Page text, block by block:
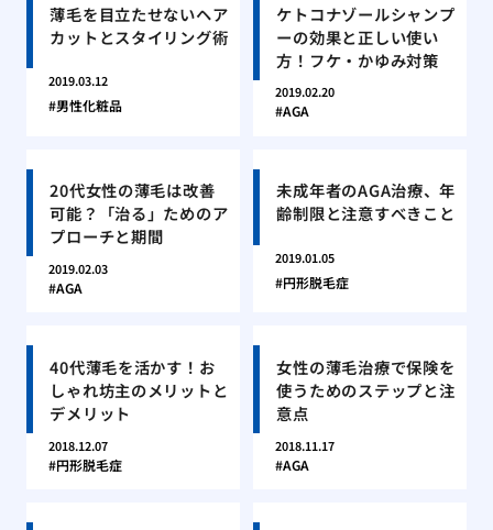
薄毛を目立たせないヘア
カットとスタイリング術
2019.03.12
男性化粧品
ケトコナゾールシャンプ
ーの効果と正しい使い
方！フケ・かゆみ対策
2019.02.20
AGA
20代女性の薄毛は改善
可能？「治る」ためのア
プローチと期間
2019.02.03
AGA
未成年者のAGA治療、年
齢制限と注意すべきこと
2019.01.05
円形脱毛症
40代薄毛を活かす！お
しゃれ坊主のメリットと
デメリット
2018.12.07
円形脱毛症
女性の薄毛治療で保険を
使うためのステップと注
意点
2018.11.17
AGA